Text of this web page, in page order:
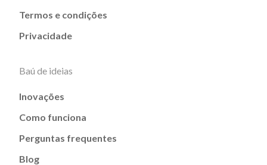
Termos e condições
Privacidade
Baú de ideias
Inovações
Como funciona
Perguntas frequentes
Blog